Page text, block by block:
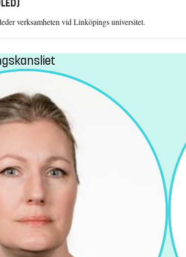
verksamheten vid Linköpings universitet.